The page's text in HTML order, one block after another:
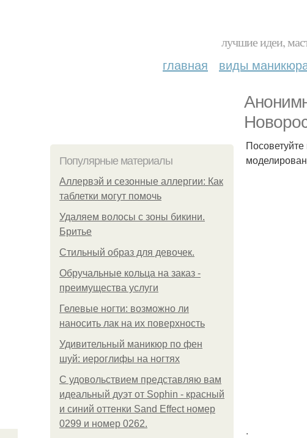
лучшие идеи,
главная виды
Популярные материалы
Аллервэй и сезонные аллергии: Как
таблетки могут помочь
Удаляем волосы с зоны бикини.
Бритье
Стильный образ для девочек.
Обручальные кольца на заказ -
преимущества услуги
Гелевые ногти: возможно ли
наносить лак на их поверхность
Удивительный маникюр по фен
шуй: иероглифы на ногтях
С удовольствием представляю вам
идеальный дуэт от Sophin - красный
и синий оттенки Sand Effect номер
0299 и номер 0262.
.